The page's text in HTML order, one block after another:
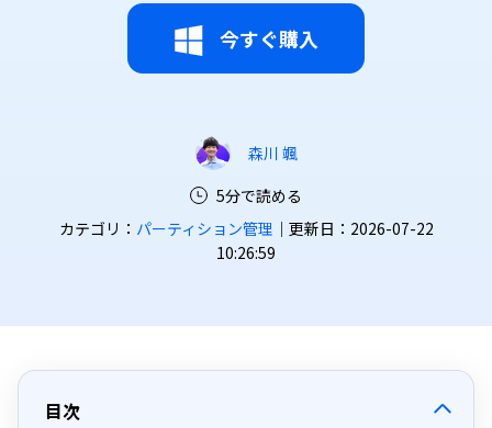
今すぐ購入
森川 颯
5分で読める
カテゴリ： パーティション管理 ｜更新日：2026-07-22
10:26:59
目次